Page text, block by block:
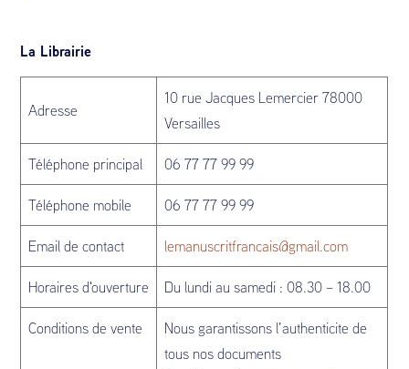
La Librairie
Adresse
10 rue Jacques Lemercier 78000
Versailles
Téléphone principal 06 77 77 99 99
Téléphone mobile 06 77 77 99 99
Email de contact lemanuscritfrancais@gmail.com
Horaires d'ouverture Du lundi au samedi : 08.30 – 18.00
Conditions de vente
Nous garantissons l’authenticite de
tous nos documents